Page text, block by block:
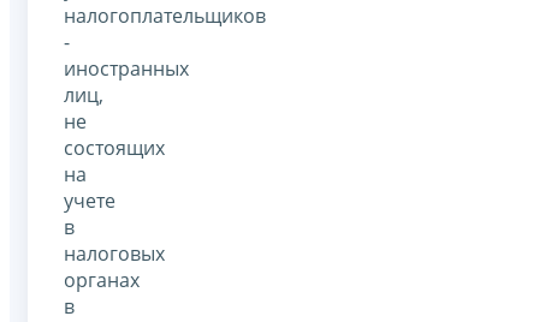
налогоплательщиков
-
иностранных
лиц,
не
состоящих
на
учете
в
налоговых
органах
в